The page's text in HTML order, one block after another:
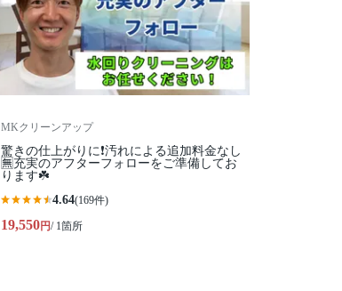
MKクリーンアップ
驚きの仕上がりに❗️汚れによる追加料金なし
🈚️充実のアフターフォローをご準備してお
ります☘️
4.64(169件)
19,550円/ 1箇所